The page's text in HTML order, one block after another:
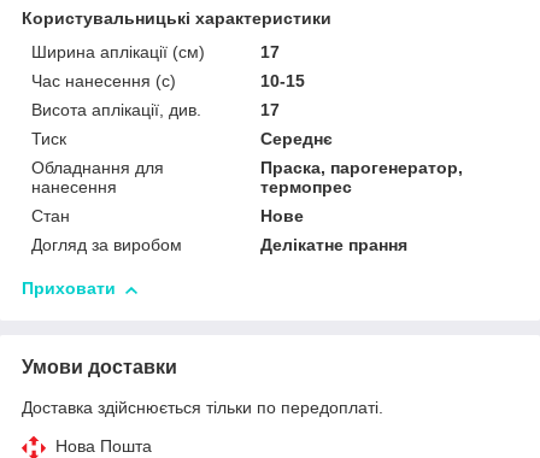
Користувальницькі характеристики
Ширина аплікації (см)
17
Час нанесення (с)
10-15
Висота аплікації, див.
17
Тиск
Середнє
Обладнання для
нанесення
Праска, парогенератор,
термопрес
Стан
Нове
Догляд за виробом
Делікатне прання
Приховати
Умови доставки
Доставка здійснюється тільки по передоплаті.
Нова Пошта